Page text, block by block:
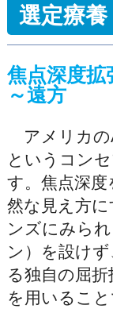
選定療養
焦点深度拡
～遠方
アメリカの
というコン
す。焦点深度
然な見え方
ンズにみら
ン）を設け
る独自の屈折
を用いるこ